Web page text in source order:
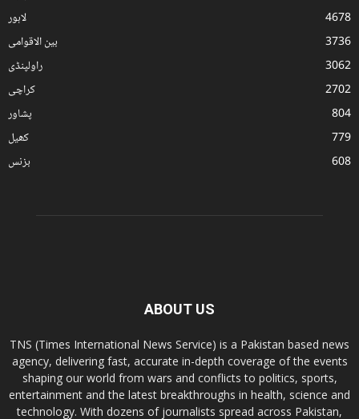
لاہور
4678
بین الاقوامی
3736
راولپنڈی
3062
کراچی
2702
پشاور
804
کھیل
779
بزنس
608
ABOUT US
TNS (Times International News Service) is a Pakistan based news
agency, delivering fast, accurate in-depth coverage of the events
shaping our world from wars and conflicts to politics, sports,
entertainment and the latest breakthroughs in health, science and
technology. With dozens of journalists spread across Pakistan,